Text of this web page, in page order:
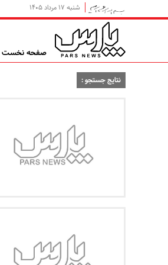
شنبه ۱۷ مرداد ۱۴۰۵
صفحه نخست
نتایج جستجو :